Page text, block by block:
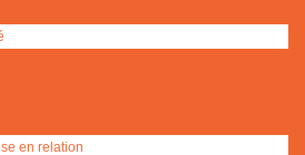
en relation